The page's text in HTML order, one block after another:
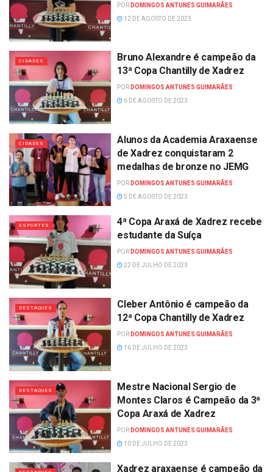
POR DOMINGOS ANTUNES GUIMARÃES
12 DE AGOSTO DE 2023
CIDADES
Bruno Alexandre é campeão da
13ª Copa Chantilly de Xadrez
POR DOMINGOS ANTUNES GUIMARÃES
6 DE AGOSTO DE 2023
CIDADES
Alunos da Academia Araxaense
de Xadrez conquistaram 2
medalhas de bronze no JEMG
POR DOMINGOS ANTUNES GUIMARÃES
5 DE AGOSTO DE 2023
ESPORTES
4ª Copa Araxá de Xadrez recebe
estudante da Suíça
POR DOMINGOS ANTUNES GUIMARÃES
22 DE JULHO DE 2023
DESTAQUES
Cleber Antônio é campeão da
12ª Copa Chantilly de Xadrez
POR DOMINGOS ANTUNES GUIMARÃES
16 DE JULHO DE 2023
DESTAQUES
Mestre Nacional Sergio de
Montes Claros é Campeão da 3ª
Copa Araxá de Xadrez
POR DOMINGOS ANTUNES GUIMARÃES
10 DE JULHO DE 2023
Xadrez araxaense é campeão da